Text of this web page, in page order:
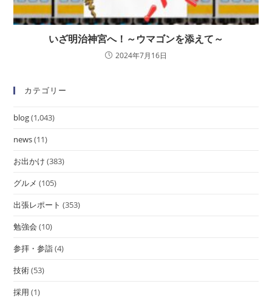
いざ明治神宮へ！～ウマゴンを添えて～
2024年7月16日
カテゴリー
blog(1,043)
news(11)
お出かけ (383)
グルメ (105)
出張レポート (353)
勉強会 (10)
参拝・参詣(4)
技術(53)
採用 (1)